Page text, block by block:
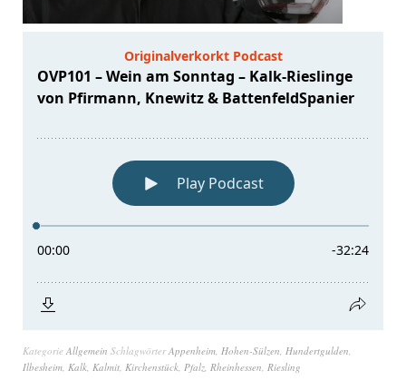
Kategorie Allgemein SchlagwörterAppenheim, Hohen-Sülzen, Hundertgulden,
Ilbesheim, Kalk, Kalmit, Kirchenstück, Pfalz, Rheinhessen, Riesling